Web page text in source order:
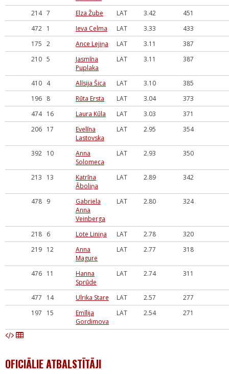
214 7 Elza Žube LAT 3.42
451
472 1 Ieva Celma LAT 3.33
433
175 2 Ance Lejiņa LAT 3.11
387
210 5
Jasmīna
Puplaka
LAT 3.11 387
410 4 Alīsija Šica LAT 3.10
385
196 8 Rūta Ersta LAT 3.04
373
474 16 Laura Kūla LAT 3.03
371
206 17
Evelīna
Lastovska
LAT 2.95 354
392 10
Anna
Solomeca
LAT 2.93 350
213 13
Katrīna
Āboliņa
LAT 2.89 342
478 9
Gabriela
Anna
Veinberga
LAT 2.80 324
218 6 Lote Liniņa LAT 2.78
320
219 12
Anna
Magure
LAT 2.77 318
476 11
Hanna
Sprūde
LAT 2.74 311
477 14 Ulrika Stare LAT 2.57
277
197
15
Emīlija
Gordimova
LAT 2.54 271
OFICIĀLIE ATBALSTĪTĀJI